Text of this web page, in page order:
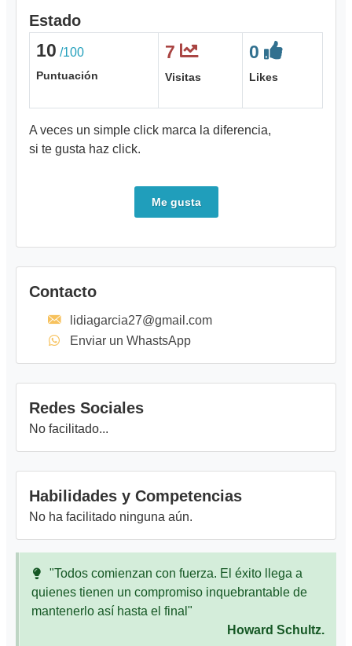
Estado
10 /100
Puntuación
7
Visitas
0
Likes
A veces un simple click marca la diferencia,
si te gusta haz click.
Me gusta
Contacto
lidiagarcia27@gmail.com
Enviar un WhastsApp
Redes Sociales
No facilitado...
Habilidades y Competencias
No ha facilitado ninguna aún.
"Todos comienzan con fuerza. El éxito llega a
quienes tienen un compromiso inquebrantable de
mantenerlo así hasta el final"
Howard Schultz.